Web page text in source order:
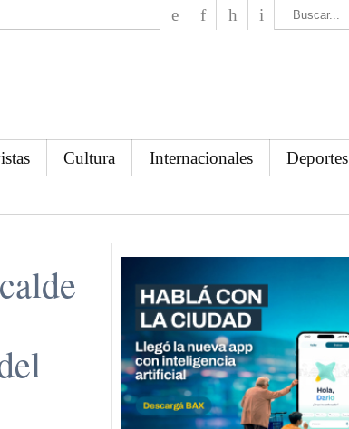
Cultura Internacionales
Deportes